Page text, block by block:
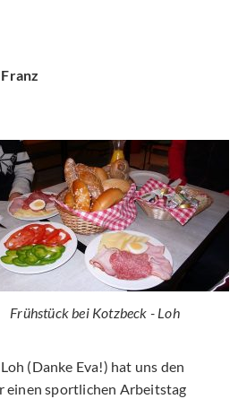
Frühstück bei Kotzbeck - Loh
(Danke Eva!) hat uns den
einen sportlichen Arbeitstag